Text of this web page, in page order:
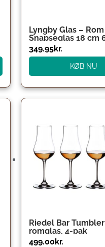
Lyngby Glas – Rom
Snapseglas 18 cm
Klar
349.95kr.
KØB NU
Riedel Bar Tumbler
romglas, 4-pak
499.00kr.